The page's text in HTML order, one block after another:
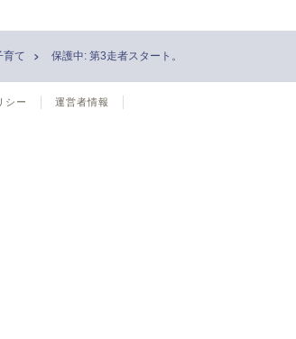
育て 保護中: 第3走者スタート。
シー 運営者情報